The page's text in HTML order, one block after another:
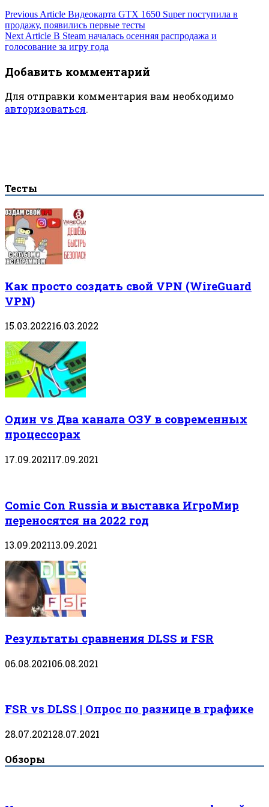
Навигация
по
записям
Previous Article Видеокарта GTX 1650 Super поступила в
продажу, появились первые тесты
Next Article В Steam началась осенняя распродажа и
голосование за игру года
Добавить комментарий
Для отправки комментария вам необходимо
авторизоваться.
Тесты
Как просто создать свой VPN (WireGuard
VPN)
15.03.202216.03.2022
Один vs Два канала ОЗУ в современных
процессорах
17.09.202117.09.2021
Comic Con Russia и выставка ИгроМир
переносятся на 2022 год
13.09.202113.09.2021
Результаты сравнения DLSS и FSR
06.08.202106.08.2021
FSR vs DLSS | Опрос по разнице в графике
28.07.202128.07.2021
Обзоры